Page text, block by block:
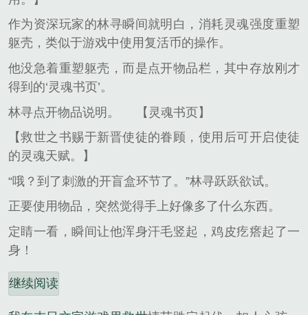
作为资深玩家的林寻瞬间就明白，消耗灵魂强度重塑
躯壳，类似于游戏中使用复活币的操作。
他没急着重塑躯壳，而是点开物品栏，其中存放刚才
得到的‘灵魂书页’。
林寻点开物品说明。
【灵魂书页】
【救世之书赐于新晋使徒的眷顾，使用后可开启使徒
的灵魂天赋。】
“哦？到了刺激的开盲盒环节了。”林寻跃跃欲试。
正要使用物品，突然觉得手上好像多了什么东西。
定睛一看，瞬间让他浑身汗毛竖起，鸡皮疙瘩起了一
身！
继续阅读